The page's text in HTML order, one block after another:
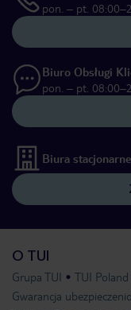
pon. – pt.
Biuro Obsługi
pon. – pt.
Biura stacjonarne
O TUI
Grupa TUI TUI Poland
Gwarancja